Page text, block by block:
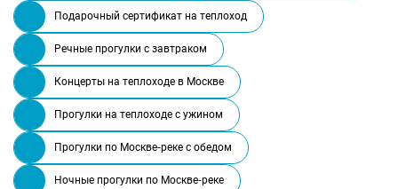
Подарочный сертификат на теплоход
Речные прогулки с завтраком
Концерты на теплоходе в Москве
Прогулки на теплоходе с ужином
Прогулки по Москве-реке с обедом
Ночные прогулки по Москве-реке